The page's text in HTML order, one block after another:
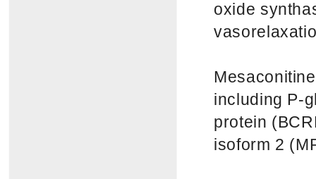
oxide
including P-
protein
isoform 2